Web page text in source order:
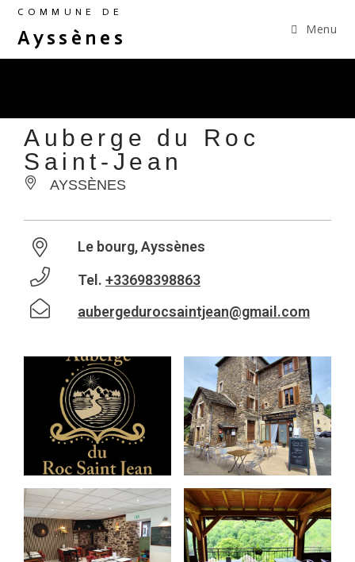
COMMUNE DE
Ayssènes Menu
Auberge du Roc
Saint-Jean
AYSSÈNES
Le bourg, Ayssènes
Tel. +33698398863
aubergedurocsaintjean@gmail.com